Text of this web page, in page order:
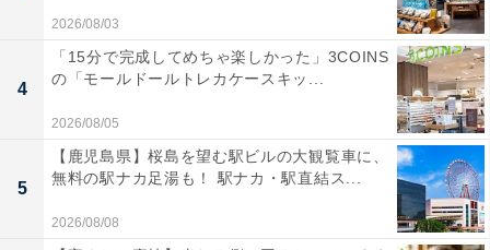
「きゅうらぎ温泉 佐用姫の湯」の口コミは？
「きゅうらぎ温泉 佐用姫の湯」には以下のような口コミ
が寄せられています。
アルカリ性の泉質が非常になめらかで、入浴後にお
肌がしっとりつるつるになる「美肌の湯」を実感で
2026/08/03
4
「15分で完成してめちゃ楽しかった」3COINS
の「モールドールトレカケースキッ...
2026/08/05
5
【鹿児島県】桜島を望む駅ビルの大観覧車に、
無料の駅ナカ足湯も！ 駅ナカ・駅直結ス...
2026/08/08